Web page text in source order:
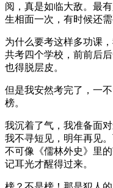
阅，真是如临大敌。最
生相面一次，有时候还
为什么要考这样多功课
共考四个学校，前前后
也得脱层皮。
但是我安然考完了，一
榜。
我沉着了气，我准备面
我不寻短见，明年再见
不可像《儒林外史》里
记耳光才醒得过来。